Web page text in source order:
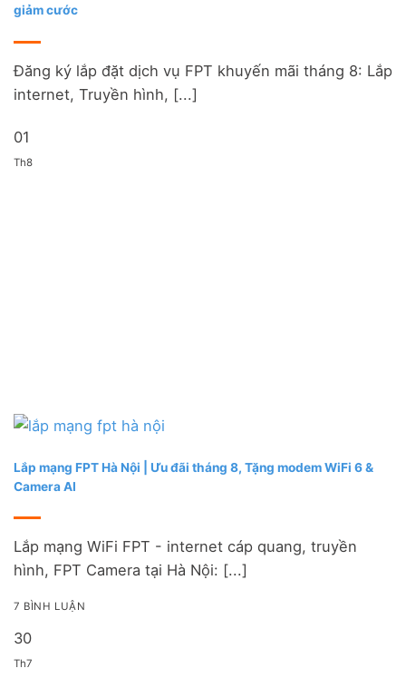
giảm cước
Đăng ký lắp đặt dịch vụ FPT khuyến mãi tháng 8: Lắp
internet, Truyền hình, [...]
01
Th8
Lắp mạng FPT Hà Nội | Ưu đãi tháng 8, Tặng modem WiFi 6 &
Camera AI
Lắp mạng WiFi FPT - internet cáp quang, truyền
hình, FPT Camera tại Hà Nội: [...]
7 BÌNH LUẬN
30
Th7